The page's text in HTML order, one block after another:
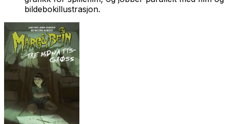
bildebokillustrasjon.